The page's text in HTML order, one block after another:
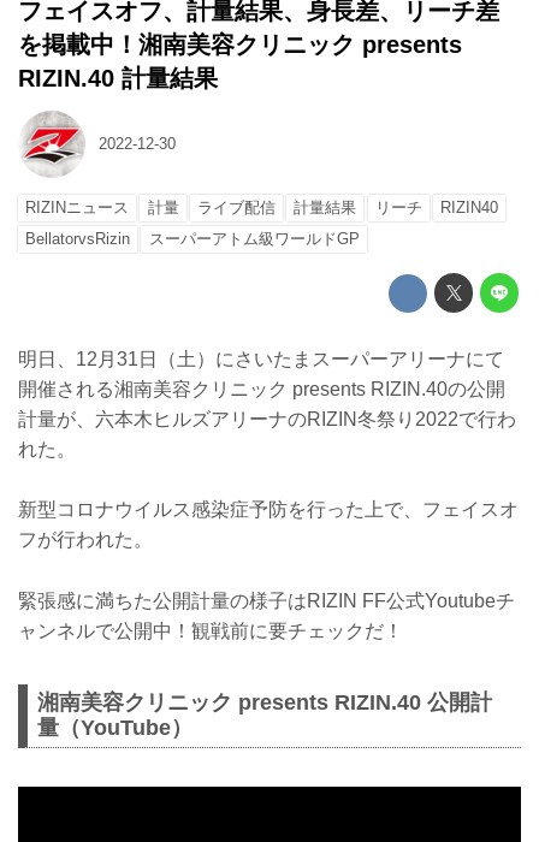
フェイスオフ、計量結果、身長差、リーチ差
を掲載中！湘南美容クリニック presents
RIZIN.40 計量結果
2022-12-30
RIZINニュース 計量 ライブ配信 計量結果 リーチ
RIZIN40
BellatorvsRizin
スーパーアトム級ワールドGP
明日、12月31日（土）にさいたまスーパーアリーナにて
開催される湘南美容クリニック presents RIZIN.40の公開
計量が、六本木ヒルズアリーナのRIZIN冬祭り2022で行わ
れた。
新型コロナウイルス感染症予防を行った上で、フェイスオ
フが行われた。
緊張感に満ちた公開計量の様子はRIZIN FF公式Youtubeチ
ャンネルで公開中！観戦前に要チェックだ！
湘南美容クリニック presents RIZIN.40 公開計
量（YouTube）